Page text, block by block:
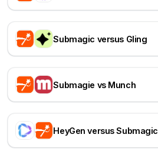
Submagic versus Gling
Submagie vs Munch
HeyGen versus Submagic